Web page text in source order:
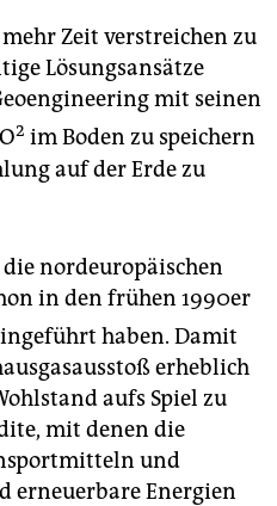
Zeit verstreichen zu
Lösungsansätze
mit seinen
2 im Boden zu speichern
auf der Erde zu
nordeuropäischen
in den frühen 1990er
haben. Damit
erheblich
aufs Spiel zu
mit denen die
und
erneuerbare Energien